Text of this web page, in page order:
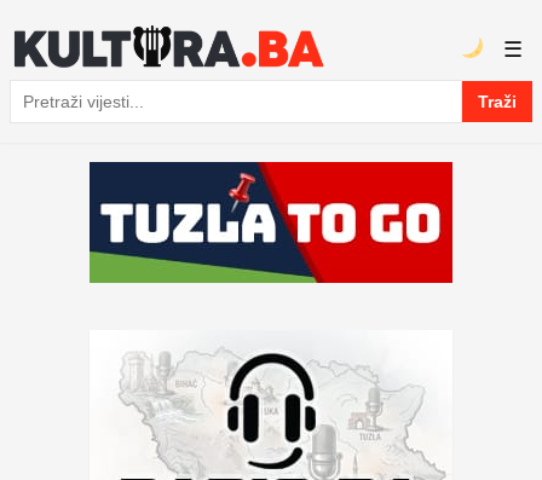
Pretraga
Traži
☰